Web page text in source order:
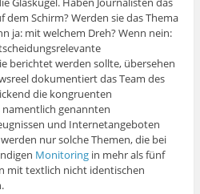
Schirm? Werden sie das Thema
ja: mit welchem Dreh? Wenn nein:
berichtet werden sollte, übersehen
dokumentiert das Team des
die kongruenten
genannten
und Internetangeboten
nur solche Themen, die bei
Monitoringin mehr als fünf
mit textlich nicht identischen